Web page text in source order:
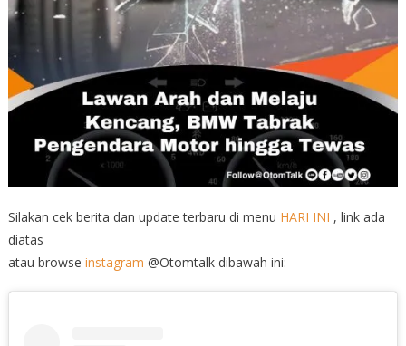
Silakan cek berita dan update terbaru di menu HARI INI , link ada
diatas
atau browse instagram @Otomtalk dibawah ini: